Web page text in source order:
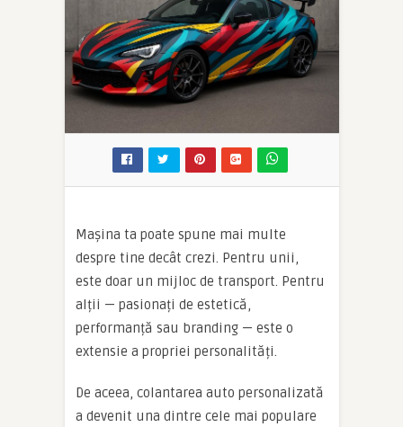
Mașina ta poate spune mai multe
despre tine decât crezi. Pentru unii,
este doar un mijloc de transport. Pentru
alții — pasionați de estetică,
performanță sau branding — este o
extensie a propriei personalități.
De aceea, colantarea auto personalizată
a devenit una dintre cele mai populare